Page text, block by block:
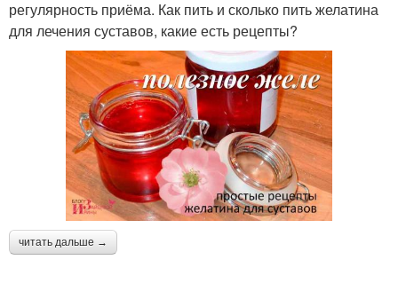
регулярность приёма. Как пить и сколько пить желатина
для лечения суставов, какие есть рецепты?
читать дальше →